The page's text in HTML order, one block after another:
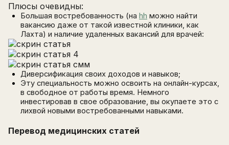
Плюсы очевидны:
Большая востребованность (на hh можно найти
вакансию даже от такой известной клиники, как
Лахта) и наличие удаленных вакансий для врачей:
Диверсификация своих доходов и навыков;
Эту специальность можно освоить на онлайн-курсах,
в свободное от работы время. Немного
инвестировав в свое образование, вы окупаете это с
лихвой новыми востребованными навыками.
Перевод медицинских статей